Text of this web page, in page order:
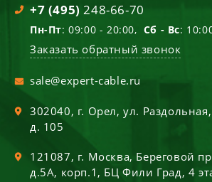
+7 (495) 248-66-70
Пн-Пт: 09:00 - 20:00, Сб - Вс:
Заказать обратный звонок
sale@expert-cable.ru
302040, г. Орел,ул. Раздольная,
д. 105
121087, г. Москва, Береговой
д.5А, корп.1, БЦ Фили Град, 4